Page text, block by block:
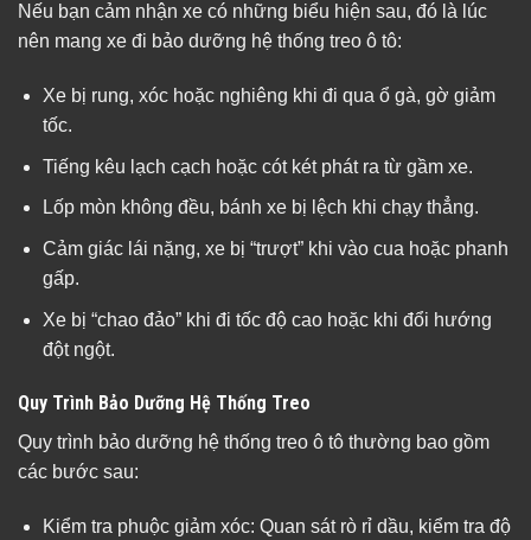
Nếu bạn cảm nhận xe có những biểu hiện sau, đó là lúc
nên mang xe đi bảo dưỡng hệ thống treo ô tô:
Xe bị rung, xóc hoặc nghiêng khi đi qua ổ gà, gờ giảm
tốc.
Tiếng kêu lạch cạch hoặc cót két phát ra từ gầm xe.
Lốp mòn không đều, bánh xe bị lệch khi chạy thẳng.
Cảm giác lái nặng, xe bị “trượt” khi vào cua hoặc phanh
gấp.
Xe bị “chao đảo” khi đi tốc độ cao hoặc khi đổi hướng
đột ngột.
Quy Trình Bảo Dưỡng Hệ Thống Treo
Quy trình bảo dưỡng hệ thống treo ô tô thường bao gồm
các bước sau:
Kiểm tra phuộc giảm xóc: Quan sát rò rỉ dầu, kiểm tra độ